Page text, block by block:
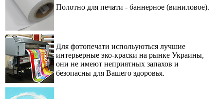
Полотно для печати - баннерное (виниловое).
Для фотопечати испольуються лучшие
интерьерные эко-краски на рынке Украины,
они не имеют неприятных запахов и
безопасны для Вашего здоровья.⠀